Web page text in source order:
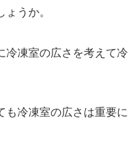
うか。
冷凍室の広さを考えて冷
も冷凍室の広さは重要に